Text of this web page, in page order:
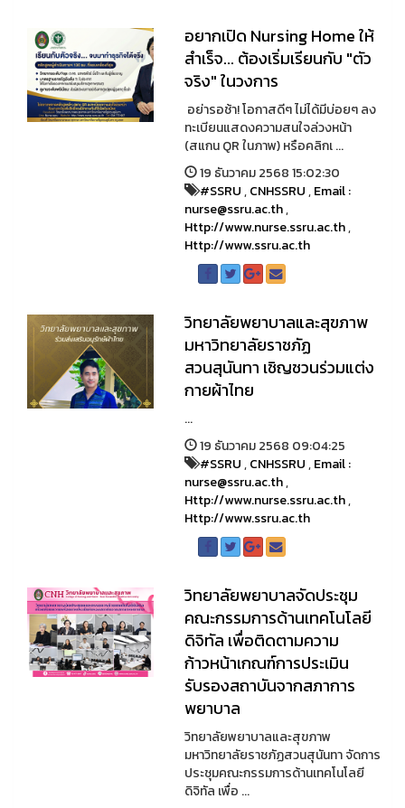
อยากเปิด Nursing Home ให้
สำเร็จ... ต้องเริ่มเรียนกับ "ตัว
จริง" ในวงการ
อย่ารอช้า! โอกาสดีๆ ไม่ได้มีบ่อยๆ ลง
ทะเบียนแสดงความสนใจล่วงหน้า
(สแกน QR ในภาพ) หรือคลิกเ ...
19 ธันวาคม 2568 15:02:30
#SSRU,CNHSSRU,Email :
nurse@ssru.ac.th,
Http://www.nurse.ssru.ac.th,
Http://www.ssru.ac.th
วิทยาลัยพยาบาลและสุขภาพ
มหาวิทยาลัยราชภัฏ
สวนสุนันทา เชิญชวนร่วมแต่ง
กายผ้าไทย
...
19 ธันวาคม 2568 09:04:25
#SSRU,CNHSSRU,Email :
nurse@ssru.ac.th,
Http://www.nurse.ssru.ac.th,
Http://www.ssru.ac.th
วิทยาลัยพยาบาลจัดประชุม
คณะกรรมการด้านเทคโนโลยี
ดิจิทัล เพื่อติดตามความ
ก้าวหน้าเกณฑ์การประเมิน
รับรองสถาบันจากสภาการ
พยาบาล
วิทยาลัยพยาบาลและสุขภาพ
มหาวิทยาลัยราชภัฏสวนสุนันทา จัดการ
ประชุมคณะกรรมการด้านเทคโนโลยี
ดิจิทัล เพื่อ ...